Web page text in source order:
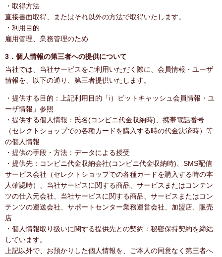
・取得方法
直接書面取得、またはそれ以外の方法で取得いたします。
・利用目的
雇用管理、業務管理のため
3．個人情報の第三者への提供について
当社では、当社サービスをご利用いただく際に、会員情報・ユーザ
情報を、以下の通り、第三者提供いたします。
・提供する目的：上記利用目的「i）ビットキャッシュ会員情報・ユ
ーザ情報」参照
・提供する個人情報：氏名(コンビニ代金収納時)、携帯電話番号
（セレクトショップでの各種カードを購入する時の代金決済時）等
の個人情報
・提供の手段・方法：データによる授受
・提供先：コンビニ代金収納会社(コンビニ代金収納時)、SMS配信
サービス会社（セレクトショップでの各種カードを購入する時の本
人確認時）、当社サービスに関する商品、サービスまたはコンテン
ツの仕入元会社、当社サービスに関する商品、サービスまたはコン
テンツの運送会社、サポートセンター業務運営会社、加盟店、販売
店
・個人情報取り扱いに関する提供先との契約：秘密保持契約を締結
しています。
上記以外で、お預かりした個人情報を、ご本人の同意なく第三者へ